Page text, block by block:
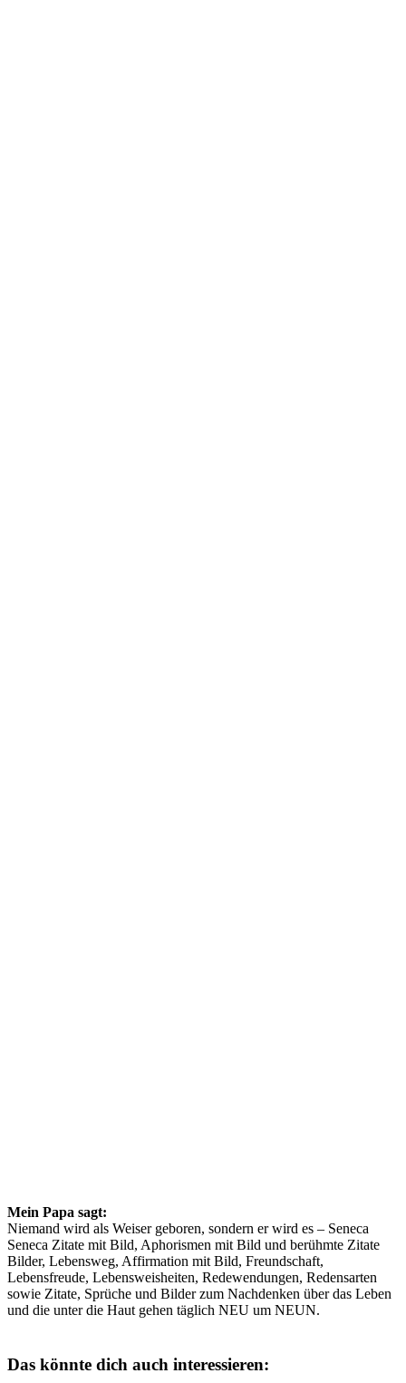
Mein Papa sagt:
Niemand wird als Weiser geboren, sondern er wird es – Seneca
Seneca Zitate mit Bild, Aphorismen mit Bild und berühmte Zitate
Bilder, Lebensweg, Affirmation mit Bild, Freundschaft,
Lebensfreude, Lebensweisheiten, Redewendungen, Redensarten
sowie Zitate, Sprüche und Bilder zum Nachdenken über das Leben
und die unter die Haut gehen täglich NEU um NEUN.
Das könnte dich auch interessieren: